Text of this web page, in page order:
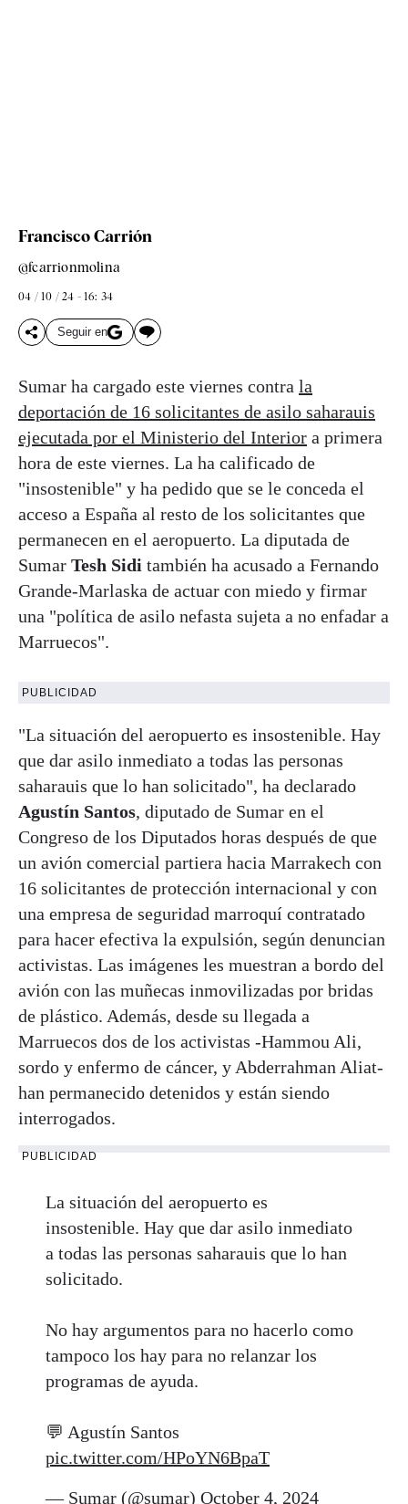
Francisco Carrión
@fcarrionmolina
04 / 10 / 24 - 16: 34
Seguir en
Sumar ha cargado este viernes contra la
deportación de 16 solicitantes de asilo saharauis
ejecutada por el Ministerio del Interior a primera
hora de este viernes. La ha calificado de
"insostenible" y ha pedido que se le conceda el
acceso a España al resto de los solicitantes que
permanecen en el aeropuerto. La diputada de
Sumar Tesh Sidi también ha acusado a Fernando
Grande-Marlaska de actuar con miedo y firmar
una "política de asilo nefasta sujeta a no enfadar a
Marruecos".
PUBLICIDAD
"La situación del aeropuerto es insostenible. Hay
que dar asilo inmediato a todas las personas
saharauis que lo han solicitado", ha declarado
Agustín Santos, diputado de Sumar en el
Congreso de los Diputados horas después de que
un avión comercial partiera hacia Marrakech con
16 solicitantes de protección internacional y con
una empresa de seguridad marroquí contratado
para hacer efectiva la expulsión, según denuncian
activistas. Las imágenes les muestran a bordo del
avión con las muñecas inmovilizadas por bridas
de plástico. Además, desde su llegada a
Marruecos dos de los activistas -Hammou Ali,
sordo y enfermo de cáncer, y Abderrahman Aliat-
han permanecido detenidos y están siendo
interrogados.
PUBLICIDAD
La situación del aeropuerto es
insostenible. Hay que dar asilo inmediato
a todas las personas saharauis que lo han
solicitado.
No hay argumentos para no hacerlo como
tampoco los hay para no relanzar los
programas de ayuda.
💬 Agustín Santos
pic.twitter.com/HPoYN6BpaT
— Sumar (@sumar) October 4, 2024